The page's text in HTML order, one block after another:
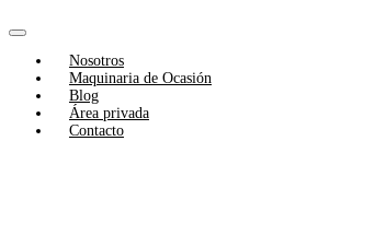
to
content
Navigation
Nosotros
Maquinaria de Ocasión
Blog
Área privada
Contacto